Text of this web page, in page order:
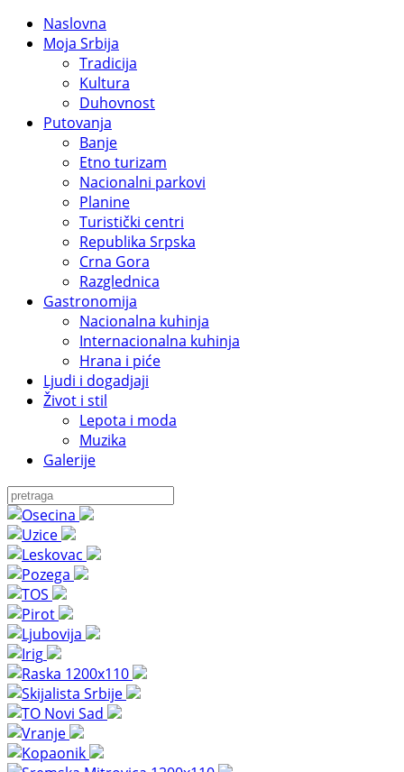
Naslovna
Moja Srbija
Tradicija
Kultura
Duhovnost
Putovanja
Banje
Etno turizam
Nacionalni parkovi
Planine
Turistički centri
Republika Srpska
Crna Gora
Razglednica
Gastronomija
Nacionalna kuhinja
Internacionalna kuhinja
Hrana i piće
Ljudi i dogadjaji
Život i stil
Lepota i moda
Muzika
Galerije